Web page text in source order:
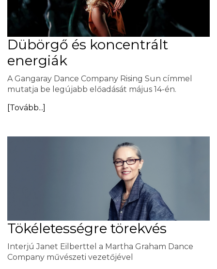
Dübörgő és koncentrált
energiák
A Gangaray Dance Company Rising Sun címmel
mutatja be legújabb előadását május 14-én.
[Tovább...]
Tökéletességre törekvés
Interjú Janet Eilberttel a Martha Graham Dance
Company művészeti vezetőjével